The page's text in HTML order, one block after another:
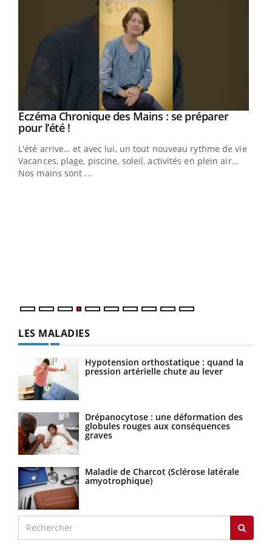
Youtube
Eczéma Chronique des Mains : se préparer
pour l’été !Youtube
L'été arrive… et avec lui, un tout nouveau rythme de vie !
Vacances, plage, piscine, soleil, activités en plein air…
Nos mains sont ...
LES MALADIES
Hypotension orthostatique : quand la
pression artérielle chute au lever
Drépanocytose : une déformation des
globules rouges aux conséquences
graves
Maladie de Charcot (Sclérose latérale
amyotrophique)